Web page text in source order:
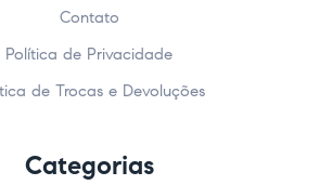
Contato
Política de Privacidade
de Trocas e Devoluções
Categorias